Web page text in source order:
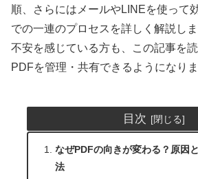
順、さらにはメールやLINEを使って
での一連のプロセスを詳しく解説し
不安を感じている方も、この記事を
PDFを管理・共有できるようになりま
目次
なぜPDFの向きが変わる？原因
法